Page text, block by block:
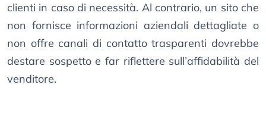
clienti in caso di necessità. Al contrario, un sito che
non fornisce informazioni aziendali dettagliate o
non offre canali di contatto trasparenti dovrebbe
destare sospetto e far riflettere sull’affidabilità del
venditore.